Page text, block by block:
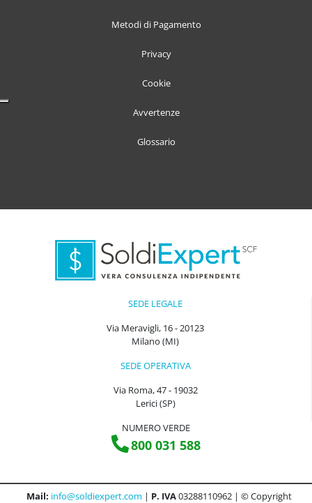
Metodi di Pagamento
Privacy
Cookie
Avvertenze
Glossario
SEDE LEGALE
Via Meravigli, 16 - 20123
Milano (MI)
SEDE OPERATIVA
Via Roma, 47 - 19032
Lerici (SP)
NUMERO VERDE
800 031 588
Mail: info@soldiexpert.com | P. IVA03288110962 | © Copyright